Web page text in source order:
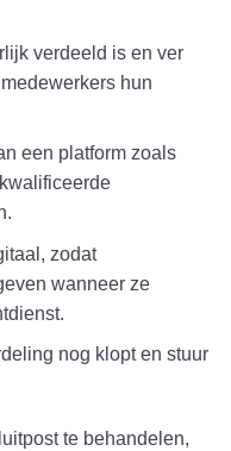
verdeeld is en ver
hun
een platform zoals
zodat
wanneer ze
nog klopt en stuur
te behandelen,